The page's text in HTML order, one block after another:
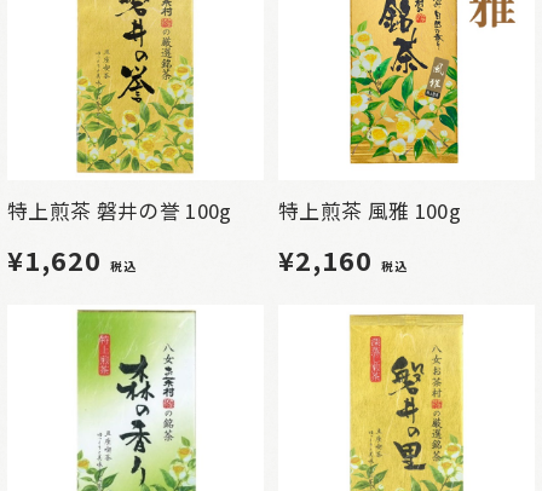
特上煎茶 磐井の誉 100g
¥1,620 税込
特上煎茶 風雅 100g
¥2,160 税込